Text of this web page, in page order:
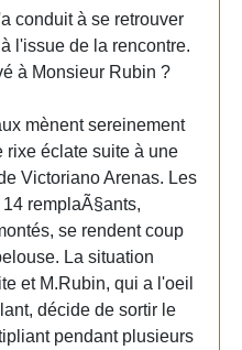
conduit à se retrouver
l'issue de la rencontre.
à Monsieur Rubin ?
mènent sereinement
rixe éclate suite à une
Victoriano Arenas. Les
remplaÃ§ants,
se rendent coup
La situation
et M.Rubin, qui a l'oeil
décide de sortir le
pendant plusieurs